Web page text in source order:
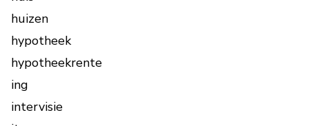
huizen
hypotheek
hypotheekrente
ing
intervisie